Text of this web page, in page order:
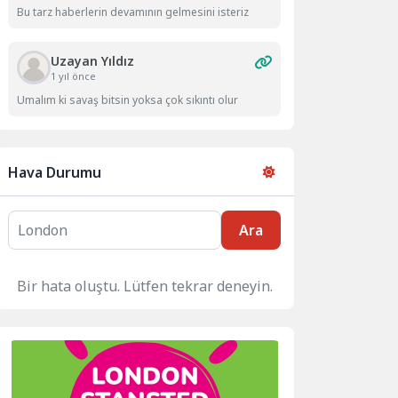
Bu tarz haberlerin devamının gelmesini isteriz
Uzayan Yıldız
1 yıl önce
Umalım ki savaş bitsin yoksa çok sıkıntı olur
Hava Durumu
Ara
Bir hata oluştu. Lütfen tekrar deneyin.